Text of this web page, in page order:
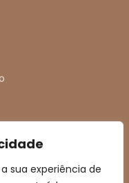
sua experiência de